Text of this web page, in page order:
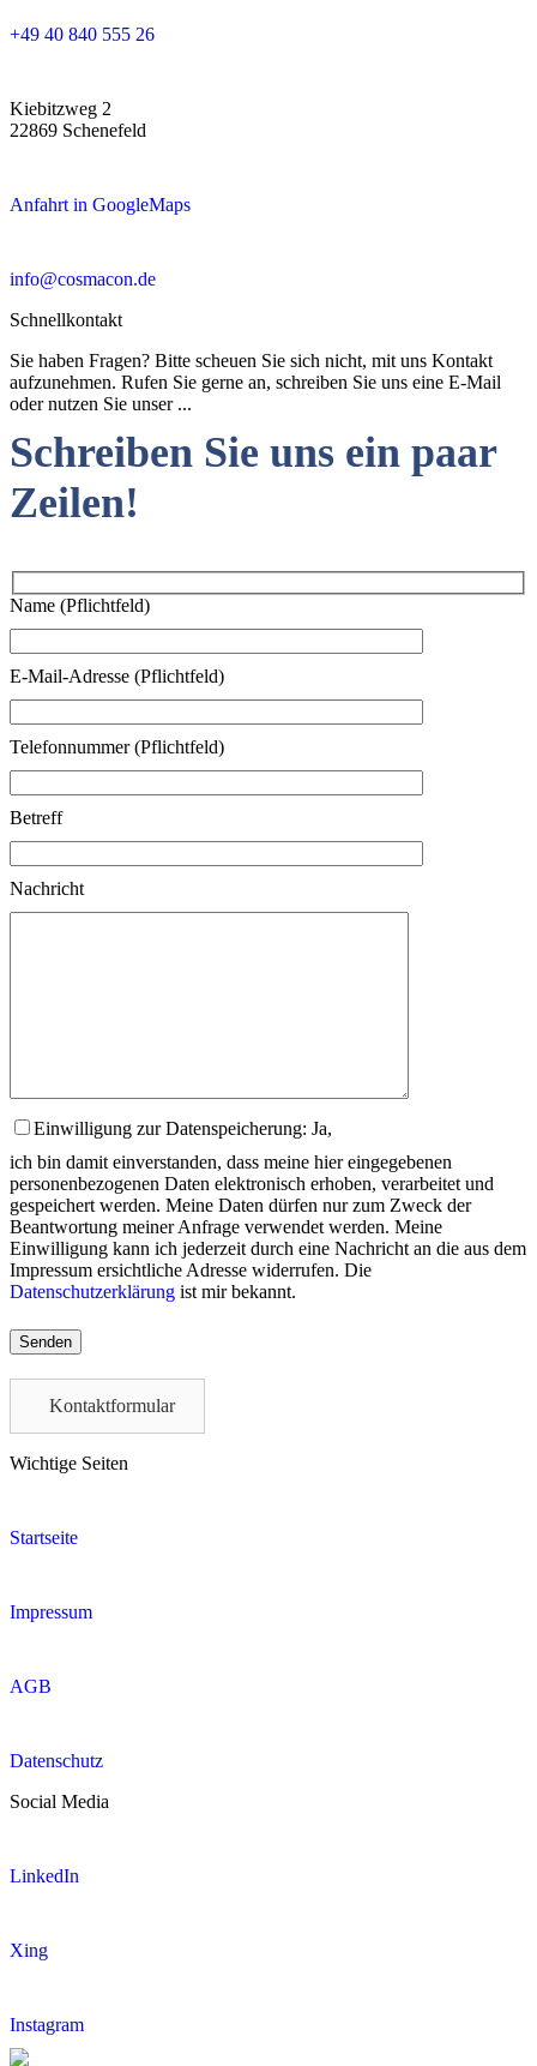
+49 40 840 555 26
Kiebitzweg 2
22869 Schenefeld
Anfahrt in GoogleMaps
info@cosmacon.de
Schnellkontakt
Sie haben Fragen? Bitte scheuen Sie sich nicht, mit uns Kontakt
aufzunehmen. Rufen Sie gerne an, schreiben Sie uns eine E-Mail
oder nutzen Sie unser ...
Schreiben Sie uns ein paar
Zeilen!
Name (Pflichtfeld)
E-Mail-Adresse (Pflichtfeld)
Telefonnummer (Pflichtfeld)
Betreff
Nachricht
Einwilligung zur Datenspeicherung: Ja,
ich bin damit einverstanden, dass meine hier eingegebenen
personenbezogenen Daten elektronisch erhoben, verarbeitet und
gespeichert werden. Meine Daten dürfen nur zum Zweck der
Beantwortung meiner Anfrage verwendet werden. Meine
Einwilligung kann ich jederzeit durch eine Nachricht an die aus dem
Impressum ersichtliche Adresse widerrufen. Die
Datenschutzerklärung ist mir bekannt.
Please
leave
empty.Kontaktformular
Wichtige Seiten
Startseite
Impressum
AGB
Datenschutz
Social Media
LinkedIn
Xing
Instagram